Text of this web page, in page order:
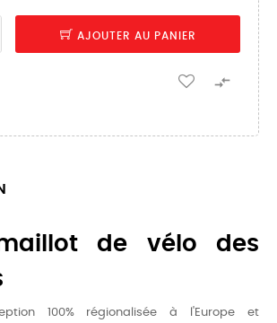
AJOUTER AU PANIER

de vélo des
100% régionalisée à l'Europe et